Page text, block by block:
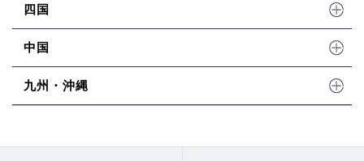
四国
中国
九州・沖縄